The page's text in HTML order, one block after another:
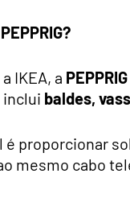
IKEA, a PEPPRIG
inclui baldes,
é proporcionar
mesmo cabo